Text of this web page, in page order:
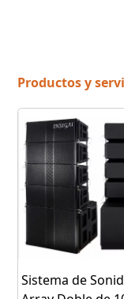
Productos y
Sistema de